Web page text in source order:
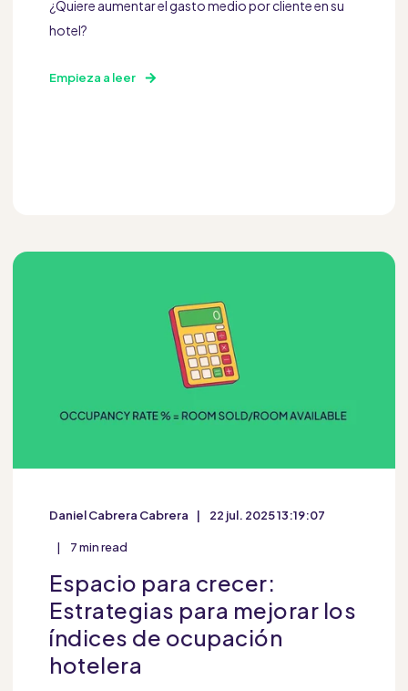
¿Quiere aumentar el gasto medio por cliente en su
hotel?
Empieza a leer
Daniel Cabrera Cabrera 22 jul. 2025 13:19:07
7 min read
Espacio para crecer:
Estrategias para mejorar los
índices de ocupación
hotelera